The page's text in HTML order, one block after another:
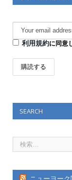
利用規約に同意
SEARCH